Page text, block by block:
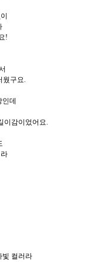
!
웠구요.
데
이감이었어요.
빛 컬러라